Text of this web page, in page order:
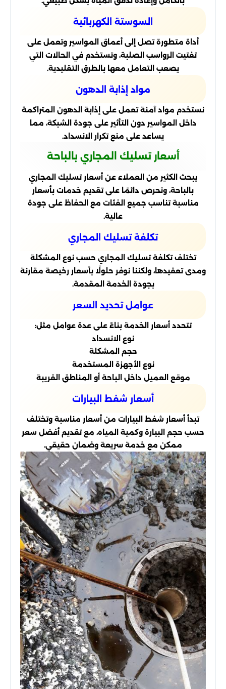
السوستة الكهربائية
أداة متطورة تصل إلى أعماق المواسير وتعمل على
تفتيت الرواسب الصلبة، وتستخدم في الحالات التي
يصعب التعامل معها بالطرق التقليدية.
مواد إذابة الدهون
نستخدم مواد آمنة تعمل على إذابة الدهون المتراكمة
داخل المواسير دون التأثير على جودة الشبكة، مما
يساعد على منع تكرار الانسداد.
أسعار تسليك المجاري بالباحة
يبحث الكثير من العملاء عن أسعار تسليك المجاري
بالباحة، ونحرص دائمًا على تقديم خدمات بأسعار
مناسبة تناسب جميع الفئات مع الحفاظ على جودة
عالية.
تكلفة تسليك المجاري
تختلف تكلفة تسليك المجاري حسب نوع المشكلة
ومدى تعقيدها، ولكننا نوفر حلولًا بأسعار رخيصة مقارنة
بجودة الخدمة المقدمة.
عوامل تحديد السعر
تتحدد أسعار الخدمة بناءً على عدة عوامل مثل:
نوع الانسداد
حجم المشكلة
نوع الأجهزة المستخدمة
موقع العميل داخل الباحة أو المناطق القريبة
أسعار شفط البيارات
تبدأ أسعار شفط البيارات من أسعار مناسبة وتختلف
حسب حجم البيارة وكمية المياه، مع تقديم أفضل سعر
ممكن مع خدمة سريعة وضمان حقيقي.